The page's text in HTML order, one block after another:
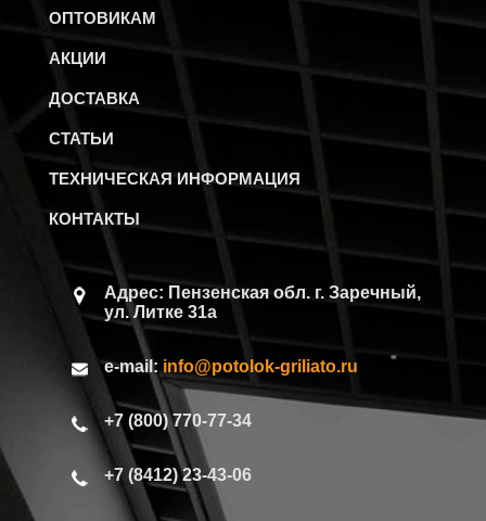
ОПТОВИКАМ
АКЦИИ
ДОСТАВКА
СТАТЬИ
ТЕХНИЧЕСКАЯ ИНФОРМАЦИЯ
КОНТАКТЫ
Адрес: Пензенская обл. г. Заречный,
ул. Литке 31а
e-mail: info@potolok-griliato.ru
+7 (800) 770-77-34
+7 (8412) 23-43-06